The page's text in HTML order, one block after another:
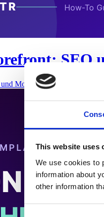
This website uses
We use cookies to
information about
other information
Consent
SEO
Mobile-First Best